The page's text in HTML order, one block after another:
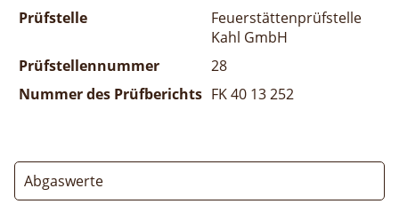
Prüfstelle
Feuerstättenprüfstelle
Kahl GmbH
Prüfstellennummer
28
Nummer des Prüfberichts FK 40 13 252
Abgaswerte